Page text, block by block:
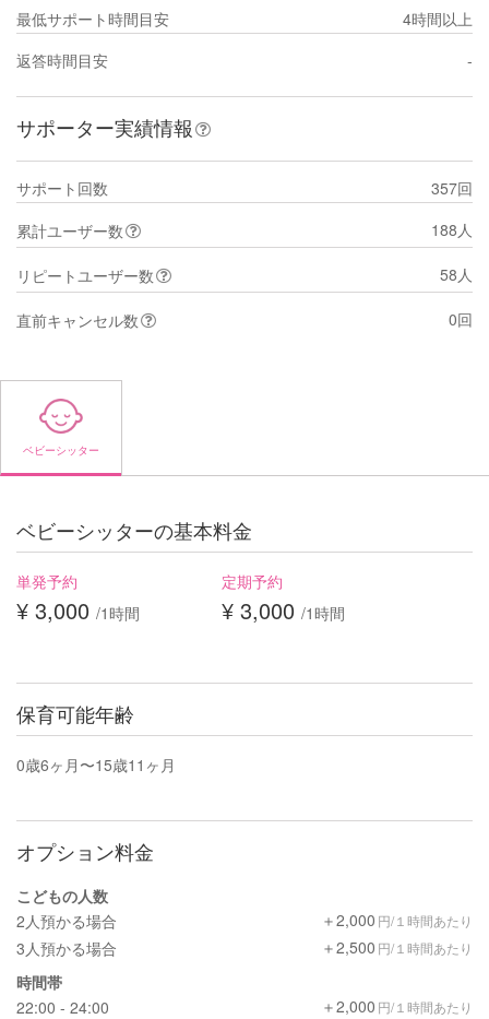
最低サポート時間目安
4時間以上
返答時間目安
-
サポーター実績情報
サポート回数
357回
累計ユーザー数
188人
リピートユーザー数 58人
直前キャンセル数 0回
ベビーシッター
ベビーシッターの基本料金
単発予約
¥ 3,000 /1時間
定期予約
¥ 3,000 /1時間
保育可能年齢
0歳6ヶ月〜15歳11ヶ月
オプション料金
こどもの人数
2人預かる場合
＋2,000 円/１時間あたり
3人預かる場合 ＋2,500 円/１時間あたり
時間帯
22:00 - 24:00
＋2,000 円/１時間あたり